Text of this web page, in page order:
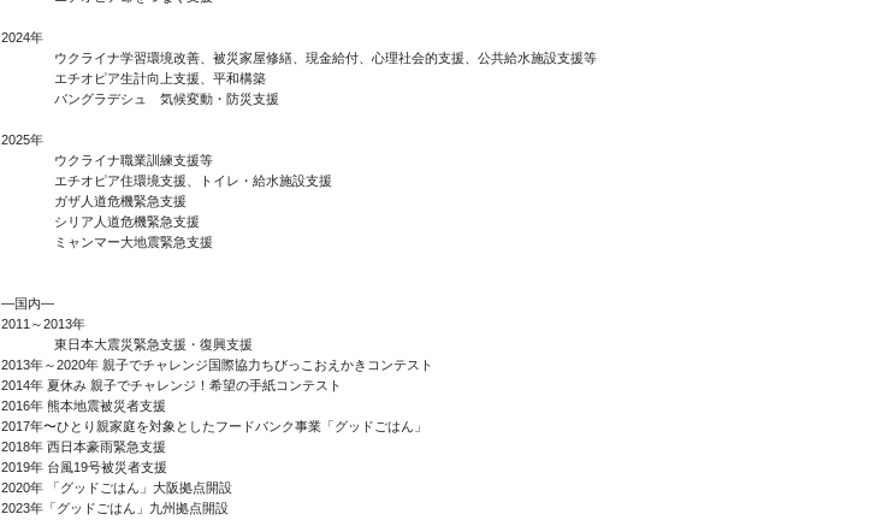
2024年
ウクライナ学習環境改善、被災家屋修繕、現金給付、心理社会的支援、公共給水施設支援等
エチオピア生計向上支援、平和構築
バングラデシュ 気候変動・防災支援
2025年
ウクライナ職業訓練支援等
エチオピア住環境支援、トイレ・給水施設支援
ガザ人道危機緊急支援
シリア人道危機緊急支援
ミャンマー大地震緊急支援
―国内―
2011～2013年
東日本大震災緊急支援・復興支援
2013年～2020年 親子でチャレンジ国際協力ちびっこおえかきコンテスト
2014年 夏休み 親子でチャレンジ！希望の手紙コンテスト
2016年 熊本地震被災者支援
2017年〜ひとり親家庭を対象としたフードバンク事業「グッドごはん」
2018年 西日本豪雨緊急支援
2019年 台風19号被災者支援
2020年 「グッドごはん」大阪拠点開設
2023年「グッドごはん」九州拠点開設